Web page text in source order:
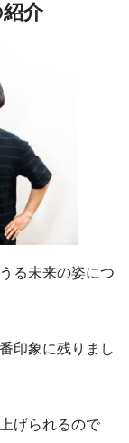
介
る未来の姿につ
印象に残りまし
げられるので